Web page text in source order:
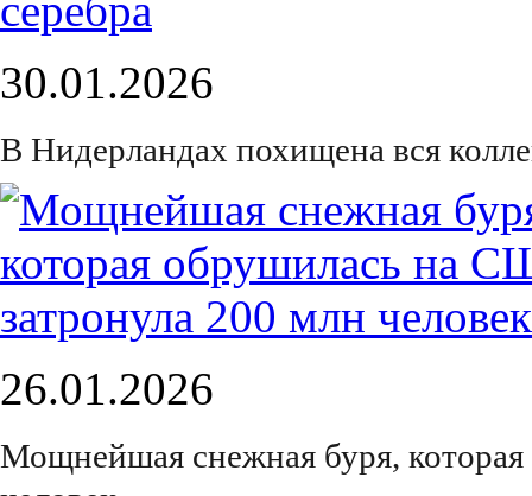
30.01.2026
В Нидерландах похищена вся
26.01.2026
Мощнейшая снежная буря,